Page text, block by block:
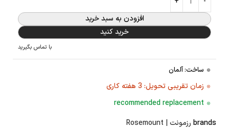
افزودن به سبد خرید
خرید کنید
با تماس بگیرید
ساخت: آلمان
زمان تقریبی تحویل: 3 هفته کاری
recommended replacement
brands رزمونت | Rosemount